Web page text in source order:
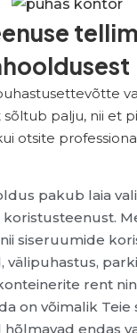
palju, nii et
otsite
pakub laia
koristusteenust.
siseruumide
välipuhastus,
rent
on võimalik Teie
endas